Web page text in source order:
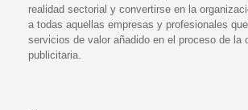
realidad sectorial y convertirse en la
a todas aquellas empresas y profesionales
servicios de valor añadido en el proceso de la
publicitaria.